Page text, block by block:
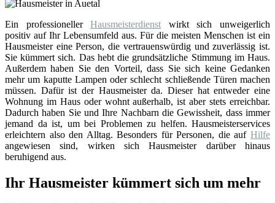
Ein professionellerHausmeisterdienst wirkt sich unweigerlich
positiv auf Ihr Lebensumfeld aus. Für die meisten Menschen ist ein
Hausmeister eine Person, die vertrauenswürdig und zuverlässig ist.
Sie kümmert sich. Das hebt die grundsätzliche Stimmung im Haus.
Außerdem haben Sie den Vorteil, dass Sie sich keine Gedanken
mehr um kaputte Lampen oder schlecht schließende Türen machen
müssen. Dafür ist der Hausmeister da. Dieser hat entweder eine
Wohnung im Haus oder wohnt außerhalb, ist aber stets erreichbar.
Dadurch haben Sie und Ihre Nachbarn die Gewissheit, dass immer
jemand da ist, um bei Problemen zu helfen. Hausmeisterservices
erleichtern also den Alltag. Besonders für Personen, die auf Hilfe
angewiesen sind, wirken sich Hausmeister darüber hinaus
beruhigend aus.
Ihr Hausmeister kümmert sich um mehr